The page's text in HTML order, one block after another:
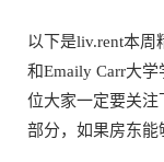
以下是liv.rent本周
和Emaily Carr大
位大家一定要关
部分，如果房东能